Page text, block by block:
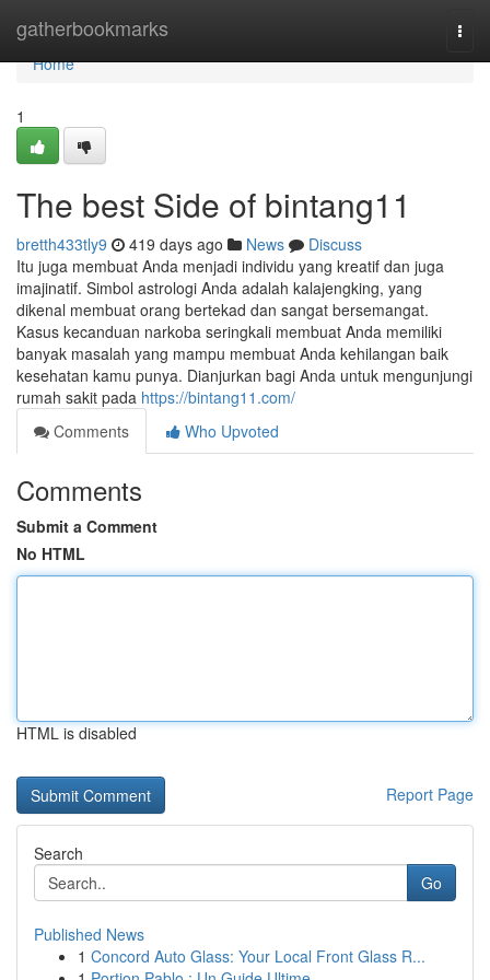
gatherbookmarks
Home
Home
1
The best Side of bintang11
bretth433tly9 419 days ago News
Discuss
Itu juga membuat Anda menjadi individu yang kreatif dan juga
imajinatif. Simbol astrologi Anda adalah kalajengking, yang
dikenal membuat orang bertekad dan sangat bersemangat.
Kasus kecanduan narkoba seringkali membuat Anda memiliki
banyak masalah yang mampu membuat Anda kehilangan baik
kesehatan kamu punya. Dianjurkan bagi Anda untuk mengunjungi
rumah sakit pada https://bintang11.com/
Comments
Who Upvoted
Comments
Submit a Comment
No HTML
HTML is disabled
Report Page
Search
Go
Published News
1 Concord Auto Glass: Your Local Front Glass R...